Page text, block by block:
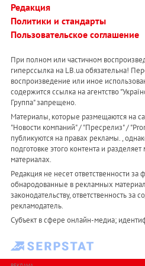
Редакция
Политики и стандарты
Пользовательское соглашение
При полном или частичном
гиперссылка на LB.ua обязательна!
воспроизведение или иное
содержится ссылка на агентство
Группа" запрещено.
Материалы, которые размещаются на
"Новости компаний" / "Пресрелиз" /
публикуются на правах рекламы. ,
подготовке этого контента и
материалах.
Редакция не несет ответственности
обнародованные в рекламных
законодательству, ответственность
рекламодатель.
Субъект в сфере онлайн-медиа;